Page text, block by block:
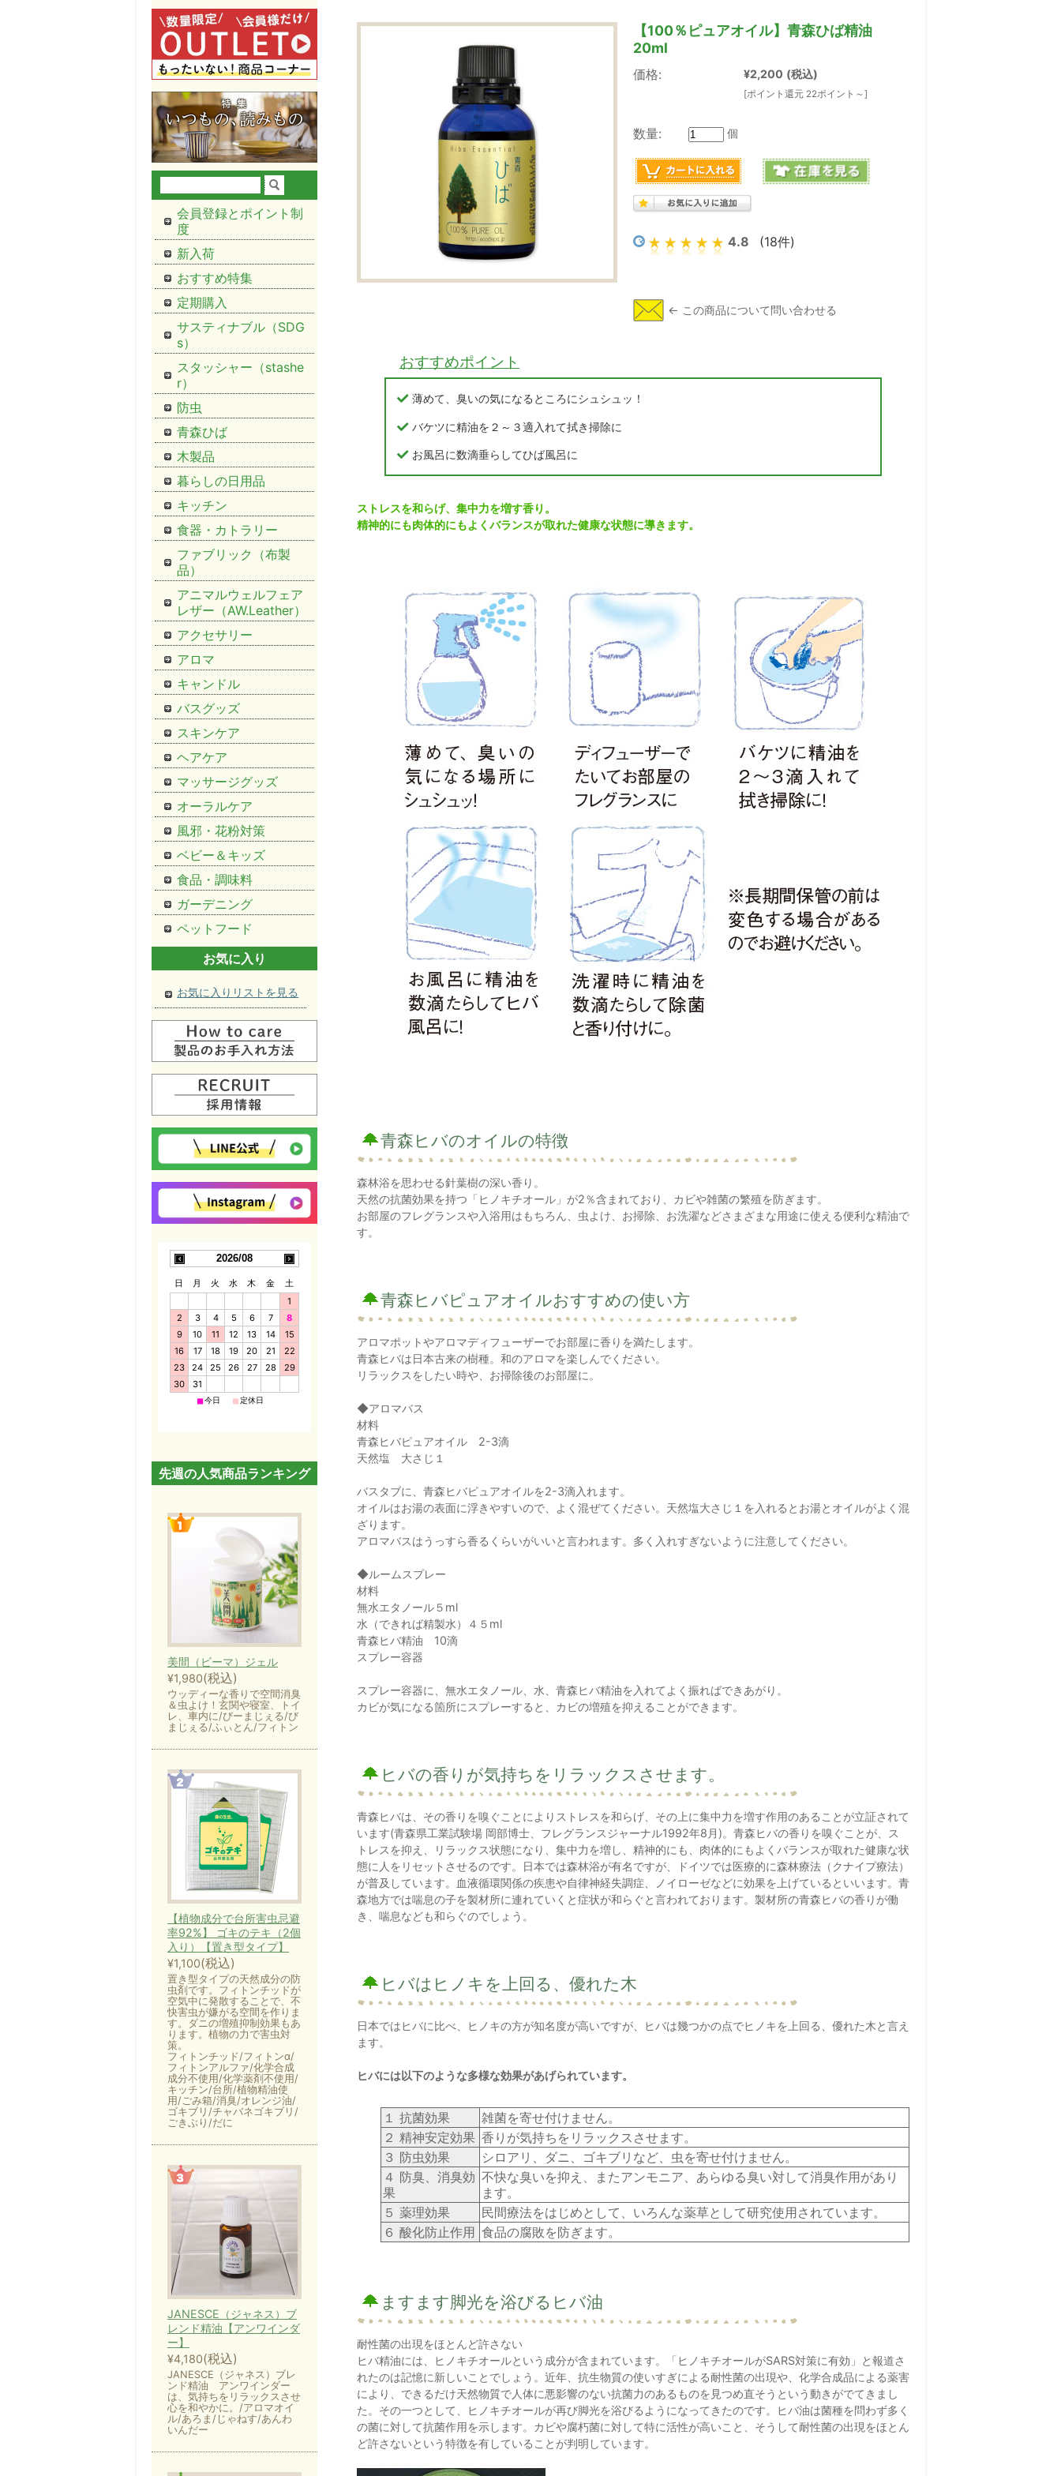
【100％ピュアオイル】青森ひば精油
20ml
価格: ¥2,200 (税込)
[ポイント還元 22ポイント～]
数量: 個
4.8 (18件)
おすすめポイント
薄めて、臭いの気になるところにシュシュッ！
バケツに精油を２～３適入れて拭き掃除に
お風呂に数滴垂らしてひば風呂に
ストレスを和らげ、集中力を増す香り。
精神的にも肉体的にもよくバランスが取れた健康な状態に導きます。
青森ヒバのオイルの特徴
森林浴を思わせる針葉樹の深い香り。
天然の抗菌効果を持つ「ヒノキチオール」が2％含まれており、カビや雑菌の繁殖を防ぎます。
お部屋のフレグランスや入浴用はもちろん、虫よけ、お掃除、お洗濯などさまざまな用途に使える便利な精油で
す。
青森ヒバピュアオイルおすすめの使い方
アロマポットやアロマディフューザーでお部屋に香りを満たします。
青森ヒバは日本古来の樹種。和のアロマを楽しんでください。
リラックスをしたい時や、お掃除後のお部屋に。
◆アロマバス
材料
青森ヒバピュアオイル 2-3滴
天然塩 大さじ１
バスタブに、青森ヒバピュアオイルを2-3滴入れます。
オイルはお湯の表面に浮きやすいので、よく混ぜてください。天然塩大さじ１を入れるとお湯とオイルがよく混
ざります。
アロマバスはうっすら香るくらいがいいと言われます。多く入れすぎないように注意してください。
◆ルームスプレー
材料
無水エタノール５ml
水（できれば精製水）４５ml
青森ヒバ精油 10滴
スプレー容器
スプレー容器に、無水エタノール、水、青森ヒバ精油を入れてよく振ればできあがり。
カビが気になる箇所にスプレーすると、カビの増殖を抑えることができます。
ヒバの香りが気持ちをリラックスさせます。
青森ヒバは、その香りを嗅ぐことによりストレスを和らげ、その上に集中力を増す作用のあることが立証されて
います(青森県工業試験場 岡部博士、フレグランスジャーナル1992年8月)。青森ヒバの香りを嗅ぐことが、ス
トレスを抑え、リラックス状態になり、集中力を増し、精神的にも、肉体的にもよくバランスが取れた健康な状
態に人をリセットさせるのです。日本では森林浴が有名ですが、ドイツでは医療的に森林療法（クナイプ療法）
が普及しています。血液循環関係の疾患や自律神経失調症、ノイローゼなどに効果を上げているといいます。青
森地方では喘息の子を製材所に連れていくと症状が和らぐと言われております。製材所の青森ヒバの香りが働
き、喘息なども和らぐのでしょう。
ヒバはヒノキを上回る、優れた木
日本ではヒバに比べ、ヒノキの方が知名度が高いですが、ヒバは幾つかの点でヒノキを上回る、優れた木と言え
ます。
ヒバには以下のような多様な効果があげられています。
１ 抗菌効果
雑菌を寄せ付けません。
２ 精神安定効果 香りが気持ちをリラックスさせます。
３ 防虫効果
シロアリ、ダニ、ゴキブリなど、虫を寄せ付けません。
４ 防臭、消臭効
果
不快な臭いを抑え、またアンモニア、あらゆる臭い対して消臭作用があり
ます。
５ 薬理効果
民間療法をはじめとして、いろんな薬草として研究使用されています。
６ 酸化防止作用 食品の腐敗を防ぎます。
ますます脚光を浴びるヒバ油
耐性菌の出現をほとんど許さない
ヒバ精油には、ヒノキチオールという成分が含まれています。「ヒノキチオールがSARS対策に有効」と報道さ
れたのは記憶に新しいことでしょう。近年、抗生物質の使いすぎによる耐性菌の出現や、化学合成品による薬害
により、できるだけ天然物質で人体に悪影響のない抗菌力のあるものを見つめ直そうという動きがでてきまし
た。その一つとして、ヒノキチオールが再び脚光を浴びるようになってきたのです。ヒバ油は菌種を問わず多く
の菌に対して抗菌作用を示します。カビや腐朽菌に対して特に活性が高いこと、そうして耐性菌の出現をほとん
ど許さないという特徴を有していることが判明しています。
会員登録とポイント制
度
新入荷
おすすめ特集
定期購入
サスティナブル（SDG
s）
スタッシャー（stashe
r）
防虫
青森ひば
木製品
暮らしの日用品
キッチン
食器・カトラリー
ファブリック（布製
品）
アニマルウェルフェア
レザー（AW.Leather）
アクセサリー
アロマ
キャンドル
バスグッズ
スキンケア
ヘアケア
マッサージグッズ
オーラルケア
風邪・花粉対策
ベビー＆キッズ
食品・調味料
ガーデニング
ペットフード
お気に入り
お気に入りリストを見る
2026/08
日 月 火 水 木 金
土
1
2
3 4 5 6 7
8
9
10 11 12 13 14
15
16
17 18 19 20 21
22
23
24 25 26 27 28
29
30
31
■今日 ■定休日
先週の人気商品ランキング
美間（ビーマ）ジェル
¥1,980(税込)
ウッディーな香りで空間消臭
＆虫よけ！玄関や寝室、トイ
レ、車内に/びーまじぇる/び
まじぇる/ふぃとん/フィトン
【植物成分で台所害虫忌避
率92%】 ゴキのテキ（2個
入り）【置き型タイプ】
¥1,100(税込)
置き型タイプの天然成分の防
虫剤です。フィトンチッドが
空気中に発散することで、不
快害虫が嫌がる空間を作りま
す。ダニの増殖抑制効果もあ
ります。植物の力で害虫対
策。
フィトンチッド/フィトンα/
フィトンアルファ/化学合成
成分不使用/化学薬剤不使用/
キッチン/台所/植物精油使
用/ごみ箱/消臭/オレンジ油/
ゴキブリ/チャバネゴキブリ/
ごきぶり/だに
JANESCE（ジャネス）ブ
レンド精油【アンワインダ
ー】
¥4,180(税込)
JANESCE（ジャネス）ブレ
ンド精油 アンワインダー
は、気持ちをリラックスさせ
心を和やかに。/アロマオイ
ル/あろま/じゃねす/あんわ
いんだー